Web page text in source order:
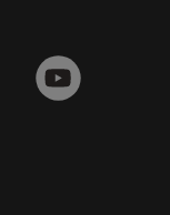
youtube